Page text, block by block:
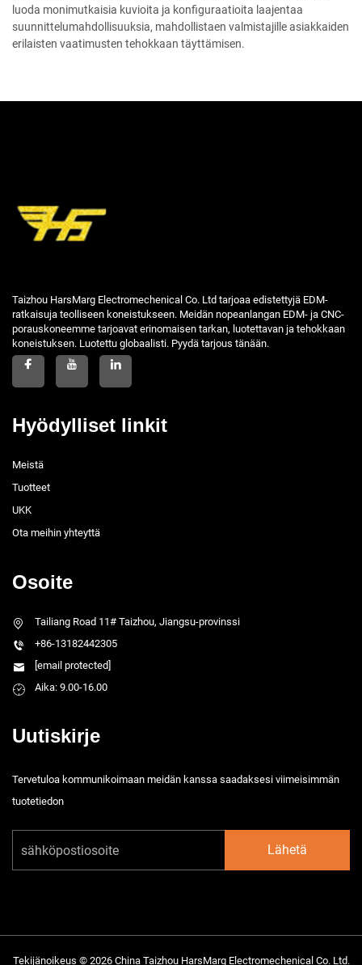
luoda monimutkaisia kuvioita ja konfiguraatioita laajentaa
suunnittelumahdollisuuksia, mahdollistaen valmistajille asiakkaiden
erilaisten vaatimusten tehokkaan täyttämisen.
Taizhou HarsMarg Electromechenical Co. Ltd tarjoaa edistettyjä EDM-
ratkaisuja teolliseen koneistukseen. Meidän nopeanlangan EDM- ja CNC-
porauskoneemme tarjoavat erinomaisen tarkan, luotettavan ja tehokkaan
koneistuksen. Luotettu globaalisti. Pyydä tarjous tänään.
Hyödylliset linkit
Meistä
Tuotteet
UKK
Ota meihin yhteyttä
Osoite
Tailiang Road 11# Taizhou, Jiangsu-provinssi
+86-13182442305
[email protected]
Aika: 9.00-16.00
Uutiskirje
Tervetuloa kommunikoimaan meidän kanssa saadaksesi viimeisimmän
tuotetiedon
Lähetä
Tekijänoikeus © 2026 China Taizhou HarsMarg Electromechenical Co. Ltd.